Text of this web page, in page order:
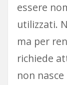
essere
utilizzati.
ma per
richiede
non